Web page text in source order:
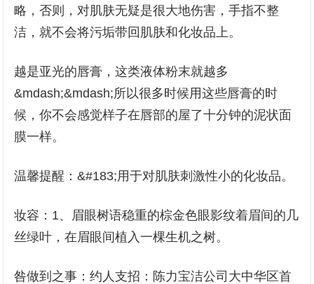
略，否则，对肌肤无疑是很大地伤害，手指不整
洁，就不会将污垢带回肌肤和化妆品上。
越是亚光的唇膏，这类液体粉末就越多
&mdash;&mdash;所以很多时候用这些唇膏的时
候，你不会感觉样子在唇部的屋了十分钟的泥状面
膜一样。
温馨提醒：&#183;用于对肌肤刺激性小的化妆品。
妆容：1、眉眼树语稳重的棕金色眼影纹着眉间的几
丝绿叶，在眉眼间植入一棵生机之树。
咎做到之事：约人支招：陈力宝洁公司大中华区首